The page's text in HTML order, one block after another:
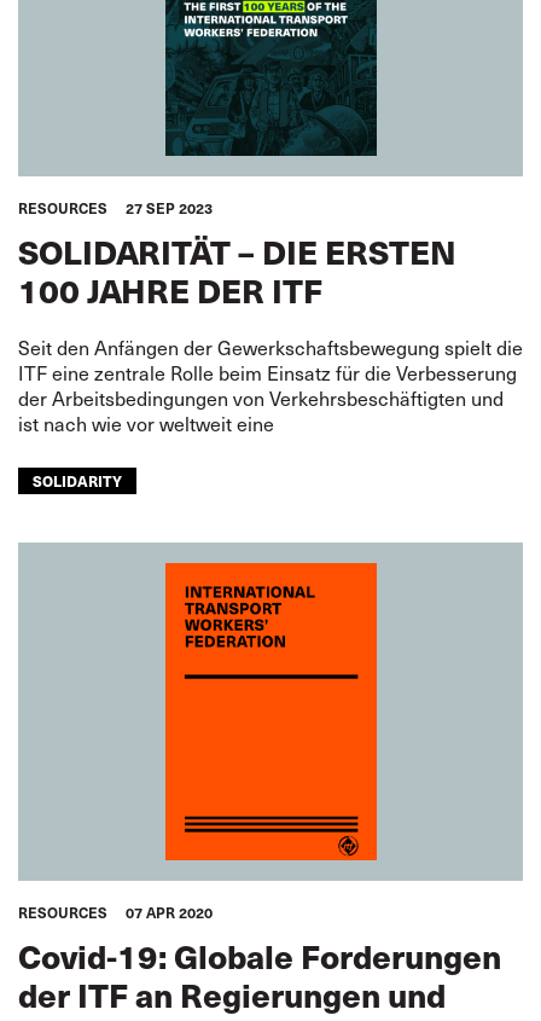
RESOURCES 27 SEP 2023
SOLIDARITÄT – DIE ERSTEN
100 JAHRE DER ITF
Seit den Anfängen der Gewerkschaftsbewegung spielt die
ITF eine zentrale Rolle beim Einsatz für die Verbesserung
der Arbeitsbedingungen von Verkehrsbeschäftigten und
ist nach wie vor weltweit eine
SOLIDARITY
RESOURCES 07 APR 2020
Covid-19: Globale Forderungen
der ITF an Regierungen und